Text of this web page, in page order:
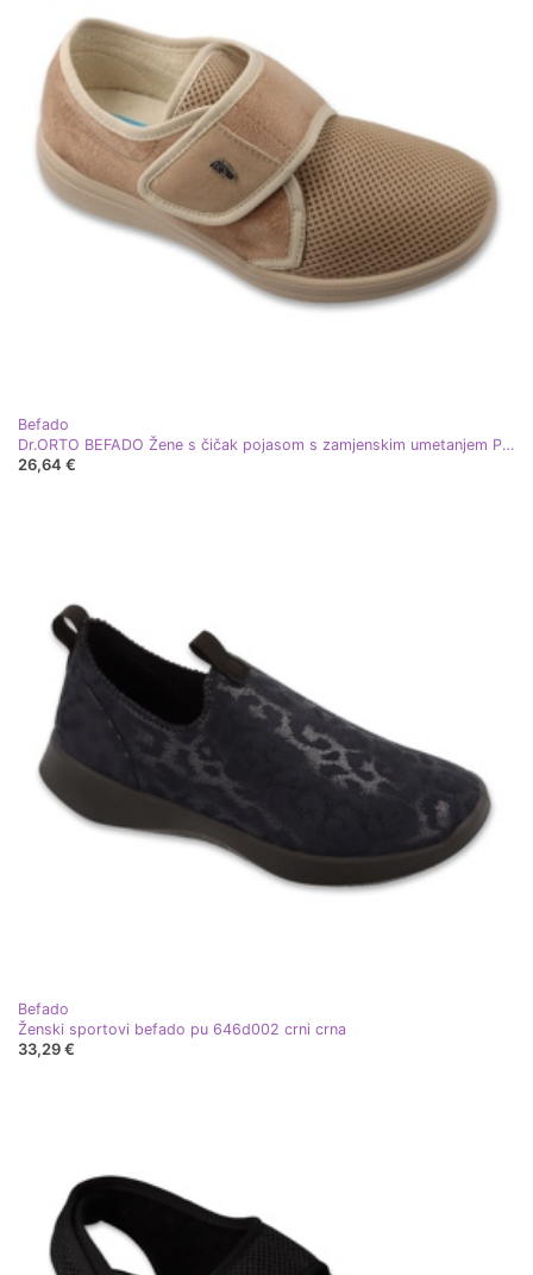
Befado
Dr.ORTO BEFADO Žene s čičak pojasom s zamjenskim umetanjem PU 088D002 bež
26,64 €
Befado
Ženski sportovi befado pu 646d002 crni crna
33,29 €